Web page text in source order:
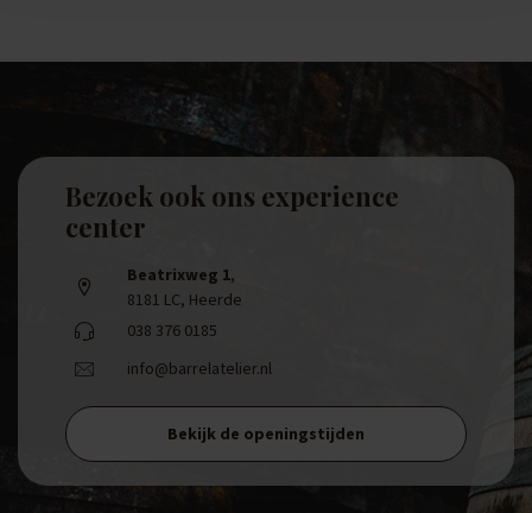
Bezoek ook ons experience
center
Beatrixweg 1,
8181 LC, Heerde
038 376 0185
info@barrelatelier.nl
Bekijk de openingstijden